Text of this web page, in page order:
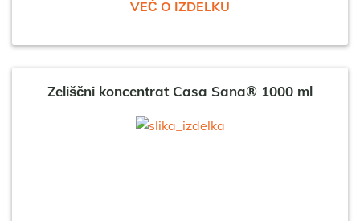
VEČ O IZDELKU
Zeliščni koncentrat Casa Sana® 1000 ml